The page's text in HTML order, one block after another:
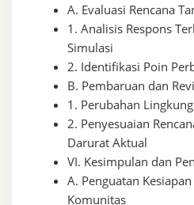
A. Evaluasi Rencana
1. Analisis Respons
Simulasi
2. Identifikasi Poin
B. Pembaruan dan
1. Perubahan
2. Penyesuaian
Darurat Aktual
VI. Kesimpulan dan
A. Penguatan
Komunitas